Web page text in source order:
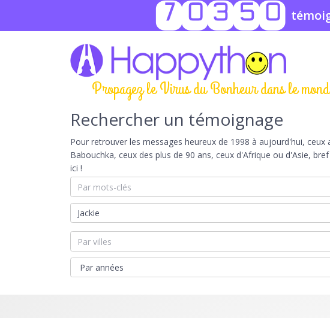
70350
Propagez le Virus du Bonheur dans le
Rechercher un témoignage
Pour retrouver les messages heureux de 1998 à aujourd'hui,
Babouchka, ceux des plus de 90 ans, ceux d'Afrique ou d'Asie,
ici !